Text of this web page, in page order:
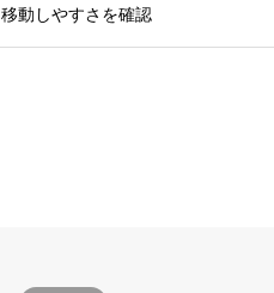
移動しやすさを確認